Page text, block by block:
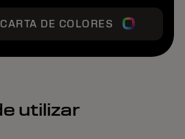
DE COLORES
utilizar